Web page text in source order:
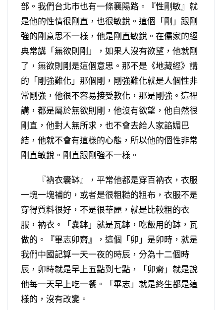
部。我們台北市也有一條襄陽路。『性剛敏』就
是他的性情很剛直，也很敏銳。這個「剛」跟剛
強的剛意思不一樣，他是剛直敏銳。在儒家的經
典常講「無欲則剛」，如果人沒有欲望，他就剛
了，無欲則剛是這個意思。那不是《地藏經》講
的「剛強難化」那個剛，剛強難化就是人個性非
常剛強，他很不容易接受教化，那是剛強。這裡
講，都是屬於無欲則剛，他沒有欲望，他自然很
剛直，他對人無所求，也不會去給人家諂媚巴
結，他就不會有這樣的心態，所以他的個性非常
剛直敏銳。剛直跟剛強不一樣。
『衲衣囊缽』，平常他都是穿百衲衣，衣服
一塊一塊補的，或者是很粗糙的粗布，衣服不是
穿得質料很好，不是很華麗，就是比較粗的衣
服，衲衣。「囊缽」就是瓦缽，吃飯用的缽，瓦
做的。『畢志卯齋』，這個「卯」是卯時，就是
我們中國記算一天一夜的時辰，分為十二個時
辰，卯時就是早上五點到七點，「卯齋」就是說
他每一天早上吃一餐。「畢志」就是終生都是這
樣的，沒有改變。